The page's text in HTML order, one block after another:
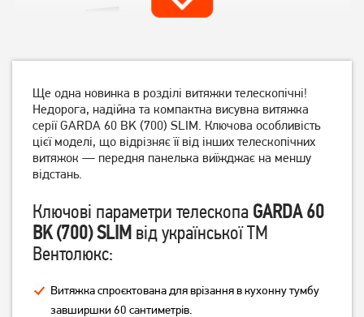
Витяжка похила Ventolux
MODENA 60 BK (700) PB
3 869грн
Витяжка пласка Artel Art-
3 179грн
Ще одна новинка в розділі витяжки телескопічні!
Недорога, надійна та компактна висувна витяжка
серії GARDA 60 BK (700) SLIM. Ключова особливість
цієї моделі, що відрізняє її від інших телескопічних
витяжок — передня панелька виїжджає на меншу
відстань.
Ключові параметри телескопа GARDA 60
BK (700) SLIM від української ТМ
Вентолюкс:
Витяжка спроєктована для врізання в кухонну тумбу
завширшки 60 сантиметрів.